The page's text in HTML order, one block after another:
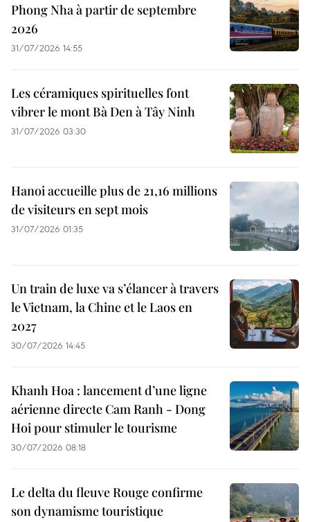
Phong Nha à partir de septembre
2026
31/07/2026 14:55
Les céramiques spirituelles font
vibrer le mont Bà Den à Tây Ninh
31/07/2026 03:30
Hanoi accueille plus de 21,16 millions
de visiteurs en sept mois ​
31/07/2026 01:35
Un train de luxe va s’élancer à travers
le Vietnam, la Chine et le Laos en
2027
30/07/2026 14:45
Khanh Hoa : lancement d’une ligne
aérienne directe Cam Ranh - Dong
Hoi pour stimuler le tourisme
30/07/2026 08:18
Le delta du fleuve Rouge confirme
son dynamisme touristique